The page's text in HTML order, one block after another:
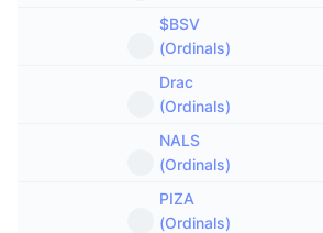
Technologie
Statistiques NFT globales
Ventes à venir
Vue d'ensemble
Liquidations
Taux de financement
Récompenses de Diamant
Apprenez & Gagnez
$BSV
(Ordinals)
Drac
(Ordinals)
NALS
(Ordinals)
PIZA
(Ordinals)